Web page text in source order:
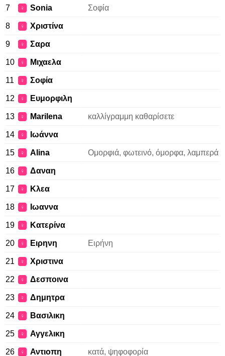
7 ♀ Sonia Σοφία
8 ♀ Χριστίνα
9 ♀ Σαρα
10 ♀ Μιχαελα
11 ♀ Σοφία
12 ♀ Ευμορφιλη
13 ♀ Marilena καλλίγραμμη καθαρίσετε
14 ♀ Ιωάννα
15 ♀ Alina Ομορφιά, φωτεινό, όμορφα, λαμπερά
16 ♀ Δαναη
17 ♀ Κλεα
18 ♀ Ιωαννα
19 ♀ Κατερίνα
20 ♀ Ειρηνη Ειρήνη
21 ♀ Χριστινα
22 ♀ Δεσποινα
23 ♀ Δημητρα
24 ♀ Βασιλικη
25 ♀ Αγγελικη
26 ♀ Αντιοπη κατά, ψηφοφορία